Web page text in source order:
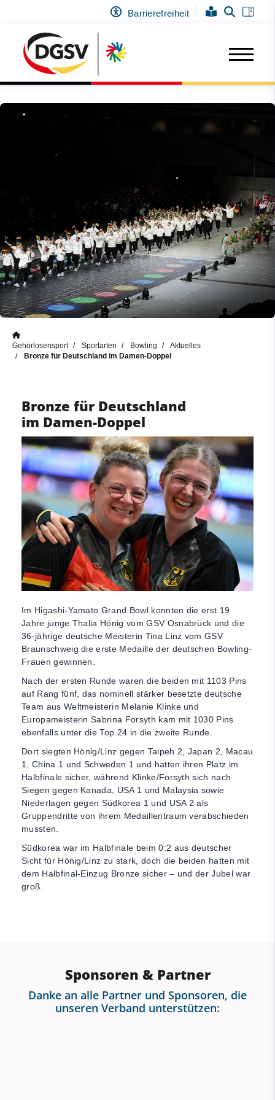
Barrierefreiheit
Gehörlosensport Sportarten Bowling
Aktuelles
Bronze für Deutschland im Damen-Doppel
Bronze für Deutschland
im Damen-Doppel
Im Higashi-Yamato Grand Bowl konnten die erst 19
Jahre junge Thalia Hönig vom GSV Osnabrück und die
36-jährige deutsche Meisterin Tina Linz vom GSV
Braunschweig die erste Medaille der deutschen Bowling-
Frauen gewinnen.
Nach der ersten Runde waren die beiden mit 1103 Pins
auf Rang fünf, das nominell stärker besetzte deutsche
Team aus Weltmeisterin Melanie Klinke und
Europameisterin Sabrina Forsyth kam mit 1030 Pins
ebenfalls unter die Top 24 in die zweite Runde.
Dort siegten Hönig/Linz gegen Taipeh 2, Japan 2, Macau
1, China 1 und Schweden 1 und hatten ihren Platz im
Halbfinale sicher, während Klinke/Forsyth sich nach
Siegen gegen Kanada, USA 1 und Malaysia sowie
Niederlagen gegen Südkorea 1 und USA 2 als
Gruppendritte von ihrem Medaillentraum verabschieden
mussten.
Südkorea war im Halbfinale beim 0:2 aus deutscher
Sicht für Hönig/Linz zu stark, doch die beiden hatten mit
dem Halbfinal-Einzug Bronze sicher – und der Jubel war
groß.
Sponsoren & Partner
Danke an alle Partner und Sponsoren, die
unseren Verband unterstützen: